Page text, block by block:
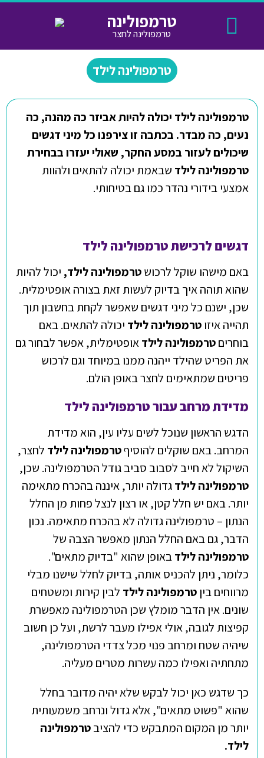
טרמפולינה
טרמפולינה לחצר
טרמפולינה לילד
טרמפולינה לילד יכולה להיות אביזר כה מהנה, כה
נעים, כה מבדר. בכתבה זו צירפנו כל מיני דגשים
שיכולים לעזור במסע החקר, שאולי יעזרו בבחירת
טרמפולינה לילד שבאמת יכולה להתאים ולהוות
אמצעי בידורי נהדר כמו גם בטיחותי.
דגשים לרכישת טרמפולינה לילד
באם מישהו שוקל לרכושטרמפולינה לילד, יכול להיות
שהוא תוהה איך בדיוק לעשות זאת בצורה אופטימלית.
שכן, ישנם כל מיני דגשים שאפשר לקחת בחשבון תוך
תהייה איזוטרמפולינה לילד יכולה להתאים. באם
בוחריםטרמפולינה לילדאופטימלית, אפשר לבחור גם
את הפריט שהילד ייהנה ממנו במיוחד וגם לרכוש
פריטים שמתאימים לחצר באופן הולם.
מדידת מרחב עבור טרמפולינה לילד
הדגש הראשון שנוכל לשים עליו עין, הוא מדידת
המרחב. באם שוקלים להוסיףטרמפולינה לילד לחצר,
השיקול לא חייב לסבוב סביב גודל הטרמפולינה. שכן,
טרמפולינה לילדגדולה יותר, איננה בהכרח מתאימה
יותר. באם יש חלל קטן, או רצון לנצל פחות מן החלל
הנתון – טרמפולינה גדולה לא בהכרח מתאימה. נכון
הדבר, גם באם החלל הנתון מאפשר הצבה של
טרמפולינה לילדבאופן שהוא "בדיוק מתאים".
כלומר, ניתן להכניס אותה, בדיוק לחלל שישנו מבלי
מרווחים ביןטרמפולינה לילד לבין קירות ומשטחים
שונים. אין הדבר מומלץ שכן הטרמפולינה מאפשרת
קפיצות לגובה, אולי אפילו מעבר לרשת, ועל כן חשוב
שיהיה שטח ומרחב פנוי מכל צדדי הטרמפולינה,
מתחתיה ואפילו כמה עשרות מטרים מעליה.
כך שדגש כאן יכול לבקש שלא יהיה מדובר בחלל
שהוא "פשוט מתאים", אלא גדול ונרחב משמעותית
יותר מן המקום המתבקש כדי להציבטרמפולינה
לילד.